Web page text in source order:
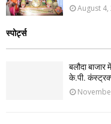
August 4,
स्पोर्ट्स
बलौदा
के.पी.